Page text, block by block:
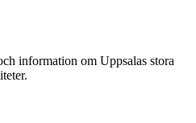
information om Uppsalas stora